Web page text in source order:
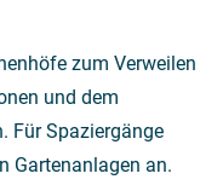
zum Verweilen
und dem
Für Spaziergänge
Gartenanlagen an.